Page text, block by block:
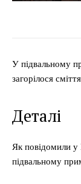
У підвальному
загорілося
Деталі
Як повідомили
підвальному